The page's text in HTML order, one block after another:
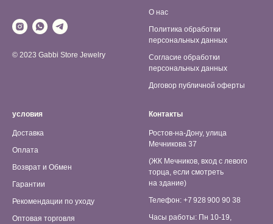
© 2023 Gabbi Store Jewelry
О нас
Политика обработки
персональных данных
Согласие обработки
персональных данных
Договор публичной оферты
условия
Доставка
Оплата
Возврат и Обмен
Гарантии
Рекомендации по уходу
Оптовая торговля
Контакты
Ростов-на-Дону, улица
Мечникова 37
(ЖК Мечников, вход с левого
торца, если смотреть
на здание)
Телефон: +7 928 900 90 38
Часы работы: Пн 10-19,